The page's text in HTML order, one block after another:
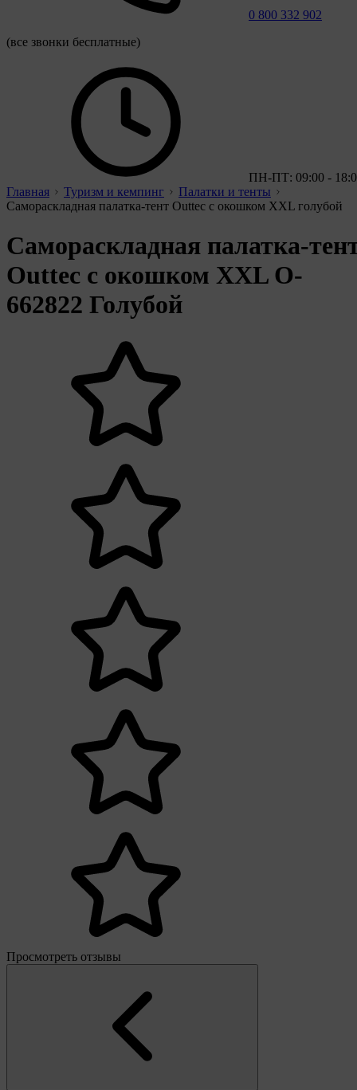
0 800 332 902
(все звонки бесплатные)
ПН-ПТ: 09:00 -
Главная
Туризм и кемпинг
Палатки и тенты
Самораскладная палатка-тент Outtec с окошком XXL голубой
Самораскладная палатка-
Outtec с окошком XXL O-
662822 Голубой
Просмотреть отзывы